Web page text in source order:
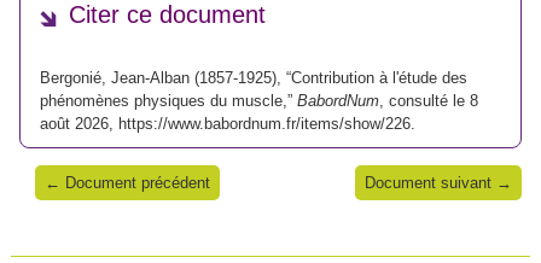
Citer ce document
Bergonié, Jean-Alban (1857-1925), “Contribution à l'étude des
phénomènes physiques du muscle,” BabordNum , consulté le 8
août 2026,
https://www.babordnum.fr/items/show/226
← Document précédent Document suivant →